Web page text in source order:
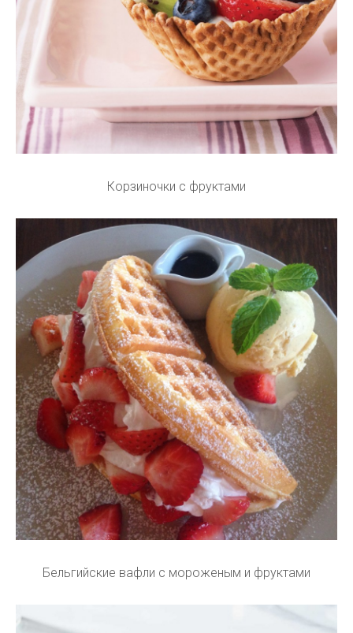
Корзиночки с фруктами
Бельгийские вафли с мороженым и фруктами